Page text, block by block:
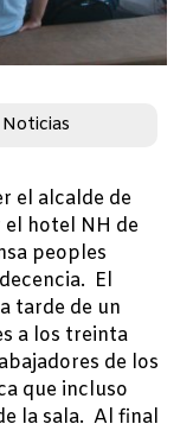
Noticias
el alcalde de
el hotel NH de
peoples
El
tarde de un
a los treinta
de los
que incluso
la sala. Al final